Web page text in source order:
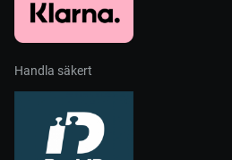
Handla säkert